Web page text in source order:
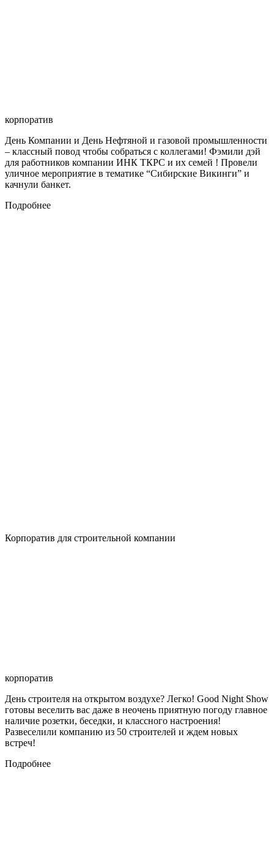
корпоратив
День Компании и День Нефтяной и газовой промышленности
– классный повод чтобы собраться с коллегами! Фэмили дэй
для работников компании ИНК ТКРС и их семей ! Провели
уличное мероприятие в тематике “Сибирские Викинги” и
качнули банкет.
Подробнее
Корпоратив для строительной компании
корпоратив
День строителя на открытом воздухе? Легко! Good Night Show
готовы веселить вас даже в неочень приятную погоду главное
наличие розетки, беседки, и классного настроения!
Развеселили компанию из 50 строителей и ждем новых
встреч!
Подробнее